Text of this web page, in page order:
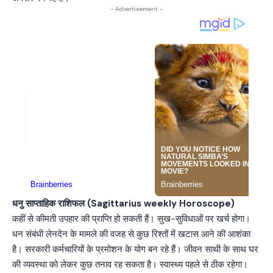
- Advertisement -
धनु साप्ताहिक राशिफल (Sagittarius weekly Horoscope)
कहीं से कीमती उपहार की प्राप्ति हो सकती हैं। सुख-सुविधाओं पर खर्च होगा।
धन संबंधी लेनदेन के मामले की वजह से कुछ रिश्तों में खटास आने की आशंका
है। सरकारी कर्मचारियों के प्रमोशन के योग बन रहे हैं। जीवन साथी के साथ घर
की व्यवस्था को लेकर कुछ तनाव रह सकता है। स्वास्थ्य पहले से ठीक रहेगा।